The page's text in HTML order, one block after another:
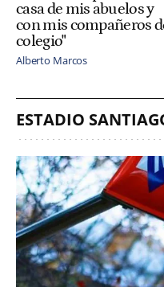
casa de mis abuelos y
con mis compañeros
colegio"
Alberto Marcos
ESTADIO